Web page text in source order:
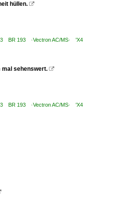
hüllen. 
BR 193 ·Vectron AC/MS· 'X4
mal sehenswert. 
BR 193 ·Vectron AC/MS· 'X4